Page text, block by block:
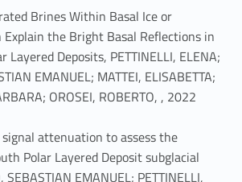
Brines Within Basal Ice or
Explain the Bright Basal Reflections in
Layered Deposits, PETTINELLI, ELENA;
EMANUEL; MATTEI, ELISABETTA;
OROSEI, ROBERTO, , 2022
signal attenuation to assess the
Polar Layered Deposit subglacial
SEBASTIAN EMANUEL; PETTINELLI,